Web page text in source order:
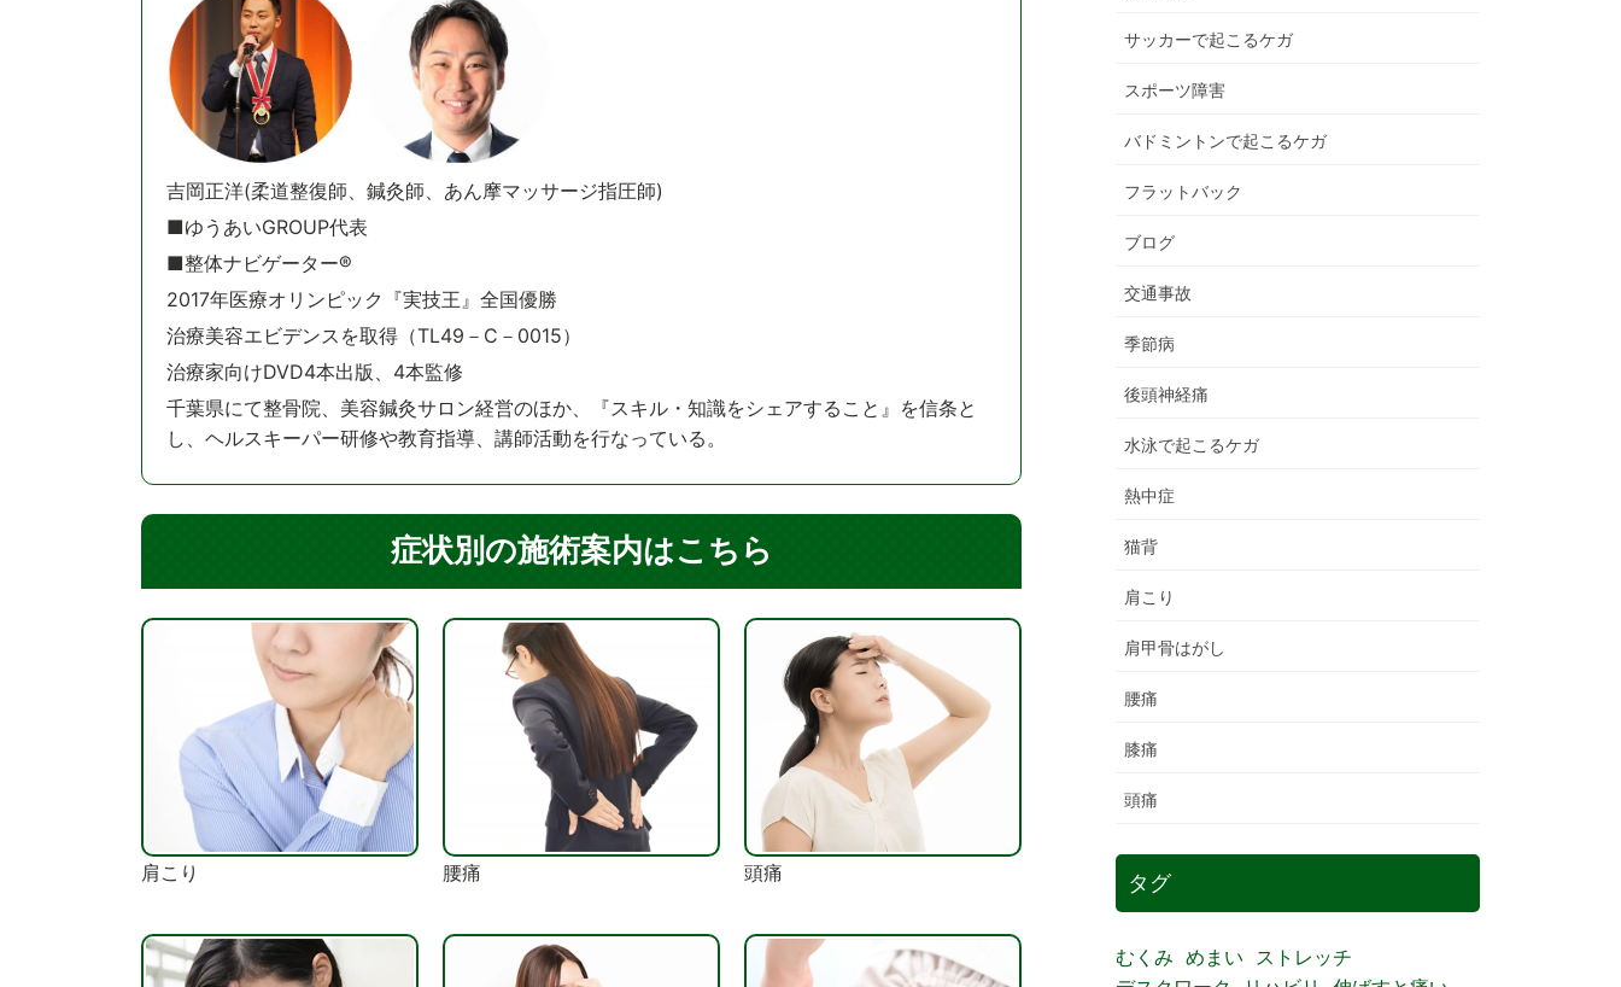
吉岡正洋(柔道整復師、鍼灸師、あん摩マッサージ指圧師)
■ゆうあいGROUP代表
■整体ナビゲーター®️
2017年医療オリンピック『実技王』全国優勝
治療美容エビデンスを取得（TL49－C－0015）
治療家向けDVD4本出版、4本監修
千葉県にて整骨院、美容鍼灸サロン経営のほか、『スキル・知識をシェアすること』を信条と
し、ヘルスキーパー研修や教育指導、講師活動を行なっている。
症状別の施術案内はこちら
肩こり 腰痛 頭痛
サッカーで起こるケガ
スポーツ障害
バドミントンで起こるケガ
フラットバック
ブログ
交通事故
季節病
後頭神経痛
水泳で起こるケガ
熱中症
猫背
肩こり
肩甲骨はがし
腰痛
膝痛
頭痛
タグ
むくみ めまい ストレッチ